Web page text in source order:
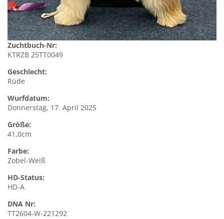
Zuchtbuch-Nr:
KTRZB 25TT0049
Geschlecht:
Rüde
Wurfdatum:
Donnerstag, 17. April 2025
Größe:
41,0cm
Farbe:
Zobel-Weiß
HD-Status:
HD-A
DNA Nr:
TT2604-W-221292